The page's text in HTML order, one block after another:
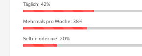
Täglich: 42%
Mehrmals pro Woche: 38%
Selten oder nie: 20%